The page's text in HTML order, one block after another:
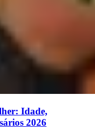
Idade,
2026